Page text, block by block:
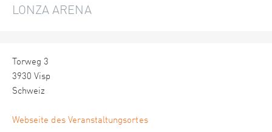
LONZA ARENA
Torweg 3
3930 Visp
Schweiz
Webseite des Veranstaltungsortes